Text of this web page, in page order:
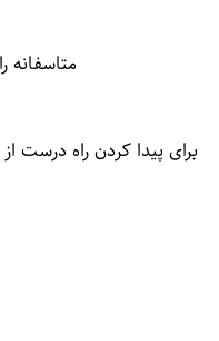
متاسفانه
برای پیدا کردن راه درست